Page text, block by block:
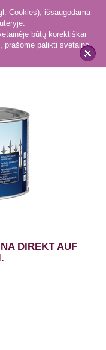
x
Cookies), išsaugodama
būtų korektiškai
prašome palikti svetainę.
384
DIREKT AUF